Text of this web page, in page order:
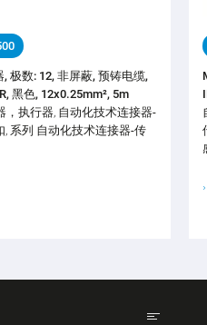
极数: 12, 非屏蔽, 预铸电缆,
黑色, 12x0.25mm², 5m
，执行器, 自动化技术连接器-
, 系列 自动化技术连接器-传